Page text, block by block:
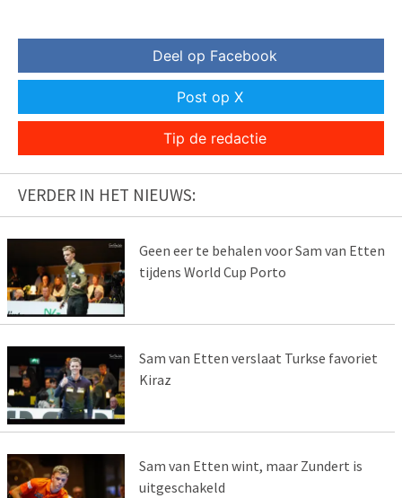
Deel op Facebook
Post op X
Tip de redactie
VERDER IN HET NIEUWS:
Geen eer te behalen voor Sam van Etten
tijdens World Cup Porto
Sam van Etten verslaat Turkse favoriet
Kiraz
Sam van Etten wint, maar Zundert is
uitgeschakeld